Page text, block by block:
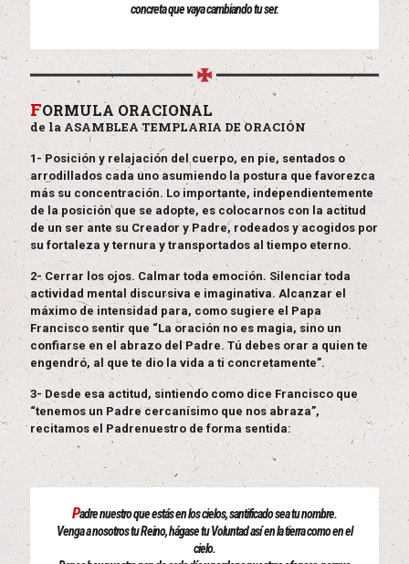
concreta que vaya cambiando tu ser.
FORMULA ORACIONAL
de la ASAMBLEA TEMPLARIA DE ORACIÓN
1- Posición y relajación del cuerpo, en pie, sentados o
arrodillados cada uno asumiendo la postura que favorezca
más su concentración. Lo importante, independientemente
de la posición que se adopte, es colocarnos con la actitud
de un ser ante su Creador y Padre, rodeados y acogidos por
su fortaleza y ternura y transportados al tiempo eterno.
2- Cerrar los ojos. Calmar toda emoción. Silenciar toda
actividad mental discursiva e imaginativa. Alcanzar el
máximo de intensidad para, como sugiere el Papa
Francisco sentir que “La oración no es magia, sino un
confiarse en el abrazo del Padre. Tú debes orar a quien te
engendró, al que te dio la vida a ti concretamente”.
3- Desde esa actitud, sintiendo como dice Francisco que
“tenemos un Padre cercanísimo que nos abraza”,
recitamos el Padrenuestro de forma sentida:
Padre nuestro que estás en los cielos, santificado sea tu nombre.
Venga a nosotros tu Reino, hágase tu Voluntad así en la tierra como en el
cielo.